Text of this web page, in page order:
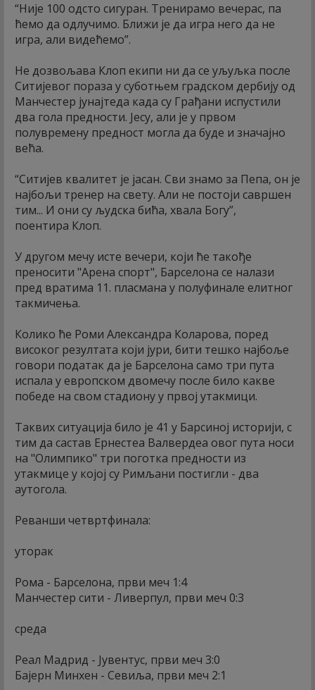
“Није 100 одсто сигуран. Тренирамо вечерас, па
ћемо да одлучимо. Ближи је да игра него да не
игра, али видећемо”.
Не дозвољава Клоп екипи ни да се уљуљка после
Ситијевог пораза у суботњем градском дербију од
Манчестер јунајтеда када су Грађани испустили
два гола предности. Јесу, али је у првом
полувремену предност могла да буде и значајно
већа.
“Ситијев квалитет је јасан. Сви знамо за Пепа, он је
најбољи тренер на свету. Али не постоји савршен
тим... И они су људска бића, хвала Богу”,
поентира Клоп.
У другом мечу исте вечери, који ће такође
преносити "Арена спорт", Барселона се налази
пред вратима 11. пласмана у полуфинале елитног
такмичења.
Колико ће Роми Александра Коларова, поред
високог резултата који јури, бити тешко најбоље
говори податак да је Барселона само три пута
испала у европском двомечу после било какве
победе на свом стадиону у првој утакмици.
Таквих ситуација било је 41 у Барсиној историји, с
тим да састав Ернестеа Валвердеа овог пута носи
на "Олимпико" три поготка предности из
утакмице у којој су Римљани постигли - два
аутогола.
Реванши четвртфинала:
уторак
Рома - Барселона, први меч 1:4
Манчестер сити - Ливерпул, први меч 0:3
среда
Реал Мадрид - Јувентус, први меч 3:0
Бајерн Минхен - Севиља, први меч 2:1